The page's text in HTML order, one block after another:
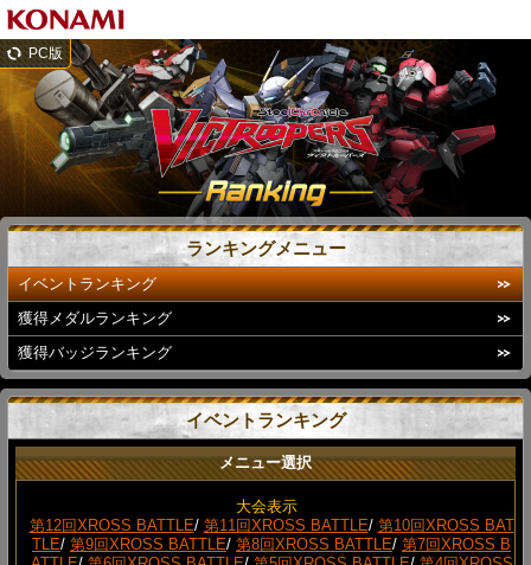
PC版
ランキングメニュー
イベントランキング
獲得メダルランキング
獲得バッジランキング
イベントランキング
メニュー選択
大会表示
第12回XROSS BATTLE/ 第11回XROSS BATTLE/ 第10回XROSS BAT
TLE/ 第9回XROSS BATTLE/ 第8回XROSS BATTLE/ 第7回XROSS B